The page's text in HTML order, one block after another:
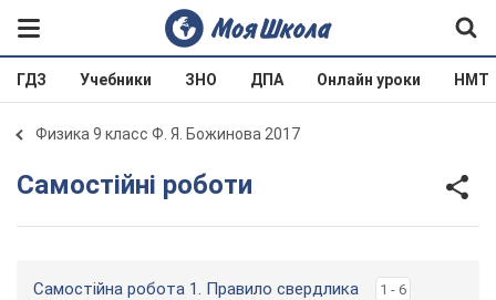
ГДЗ Учебники ЗНО ДПА Онлайн уроки НМТ
Физика 9 класс Ф. Я. Божинова 2017
Самостійні роботи
Самостійна робота 1. Правило свердлика 1 - 6